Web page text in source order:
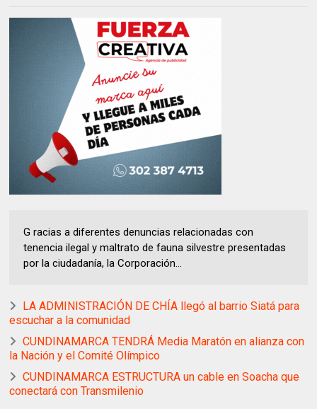
G racias a diferentes denuncias relacionadas con
tenencia ilegal y maltrato de fauna silvestre presentadas
por la ciudadanía, la Corporación...
LA ADMINISTRACIÓN DE CHÍA llegó al barrio Siatá para
escuchar a la comunidad
CUNDINAMARCA TENDRÁ Media Maratón en alianza con
la Nación y el Comité Olímpico
CUNDINAMARCA ESTRUCTURA un cable en Soacha que
conectará con Transmilenio